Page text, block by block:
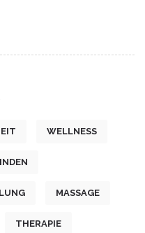
WELLNESS
MASSAGE
THERAPIE